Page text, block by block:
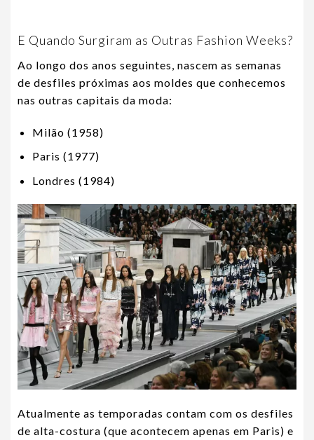
E Quando Surgiram as Outras Fashion Weeks?
Ao longo dos anos seguintes, nascem as semanas
de desfiles próximas aos moldes que conhecemos
nas outras capitais da moda:
Milão (1958)
Paris (1977)
Londres (1984)
Atualmente as temporadas contam com os desfiles
de alta-costura (que acontecem apenas em Paris) e